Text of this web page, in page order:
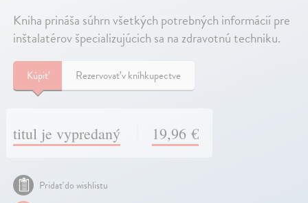
Kniha prináša súhrn všetkých potrebných informácií pre
inštalatérov špecializujúcich sa na zdravotnú techniku.
Kúpiť Rezervovať v kníhkupectve
titul je vypredaný 19,96 €
Pridať do wishlistu